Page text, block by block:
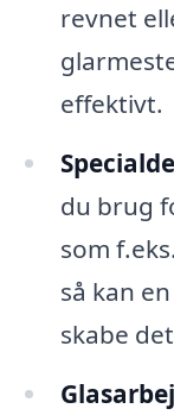
revnet
effektivt.
du brug
som
så kan
skabe